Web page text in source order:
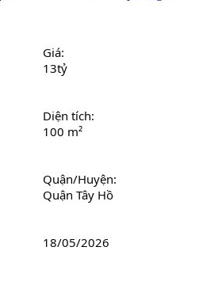
Giá:
13tỷ
Diện tích:
100 m²
Quận/Huyện:
Quận Tây Hồ
18/05/2026